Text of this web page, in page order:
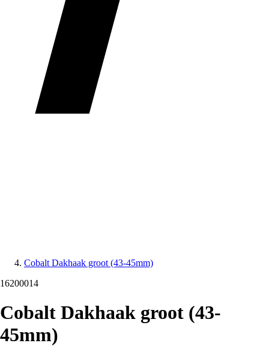
Cobalt Dakhaak groot (43-45mm)
16200014
Cobalt Dakhaak groot (43-
45mm)